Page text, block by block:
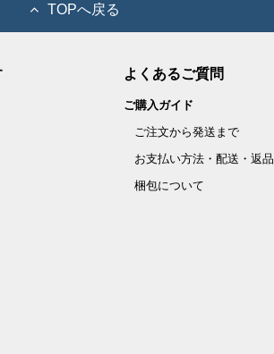
TOPへ戻る
よくあるご質問
ご購入ガイド
ご注文から発送まで
お支払い方法・配送・返品
梱包について